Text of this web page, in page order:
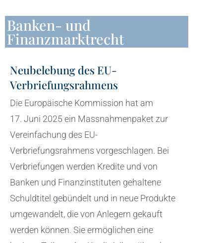
Banken- und
Finanzmarktrecht
Neubelebung des EU-
Verbriefungsrahmens
Die Europäische Kommission hat am
17. Juni 2025 ein Massnahmenpaket zur
Vereinfachung des EU-
Verbriefungsrahmens vorgeschlagen. Bei
Verbriefungen werden Kredite und von
Banken und Finanzinstituten gehaltene
Schuldtitel gebündelt und in neue Produkte
umgewandelt, die von Anlegern gekauft
werden können. Sie ermöglichen eine